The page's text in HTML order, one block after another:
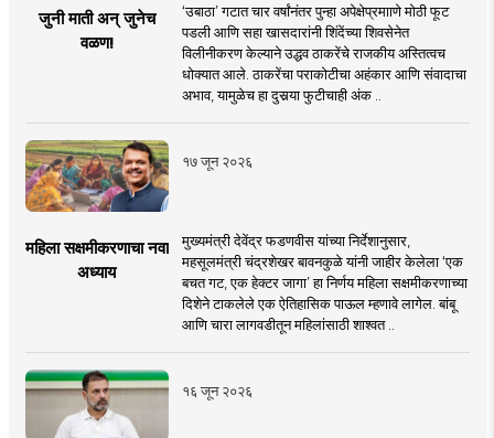
जुनी माती अन् जुनेच
वळण!
‘उबाठा’ गटात चार वर्षांनंतर पुन्हा अपेक्षेप्रमााणे मोठी फूट
पडली आणि सहा खासदारांनी शिंदेंच्या शिवसेनेत
विलीनीकरण केल्याने उद्धव ठाकरेंचे राजकीय अस्तित्वच
धोक्यात आले. ठाकरेंचा पराकोटीचा अहंकार आणि संवादाचा
अभाव, यामुळेच हा दुसर्‍या फुटीचाही अंक ..
१७ जून २०२६
महिला सक्षमीकरणाचा नवा
अध्याय
मुख्यमंत्री देवेंद्र फडणवीस यांच्या निर्देशानुसार,
महसूलमंत्री चंद्रशेखर बावनकुळे यांनी जाहीर केलेला ‘एक
बचत गट, एक हेक्टर जागा’ हा निर्णय महिला सक्षमीकरणाच्या
दिशेने टाकलेले एक ऐतिहासिक पाऊल म्हणावे लागेल. बांबू
आणि चारा लागवडीतून महिलांसाठी शाश्वत ..
१६ जून २०२६